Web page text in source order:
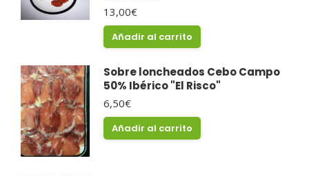
13,00€
Añadir al carrito
Sobre loncheados Cebo Campo
50% Ibérico "El Risco"
6,50€
Añadir al carrito